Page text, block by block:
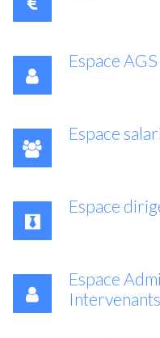
Espace AGS
Espace
Espace
Espace
Intervenants